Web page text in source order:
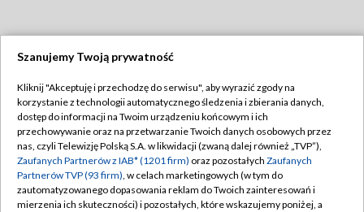
TVP
Abonament TVP
Emisja w TVP
Centrum informacji TVP
Regulamin TVP
Polityka prywatności
Moje zgody
Szanujemy Twoją prywatność
Kliknij "Akceptuję i przechodzę do serwisu", aby wyrazić zgody na
korzystanie z technologii automatycznego śledzenia i zbierania danych,
dostęp do informacji na Twoim urządzeniu końcowym i ich
przechowywanie oraz na przetwarzanie Twoich danych osobowych przez
nas, czyli Telewizję Polską S.A. w likwidacji (zwaną dalej również „TVP”),
Zaufanych Partnerów z IAB* (1201 firm) oraz pozostałych Zaufanych
Partnerów TVP (93 firm), w celach marketingowych (w tym do
zautomatyzowanego dopasowania reklam do Twoich zainteresowań i
mierzenia ich skuteczności) i pozostałych, które wskazujemy poniżej, a